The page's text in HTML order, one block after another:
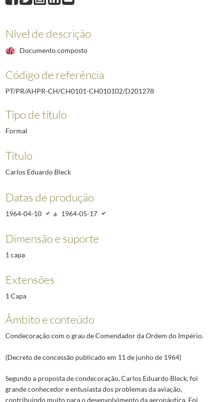
D201278 Carlos Eduardo Bleck
Joaquim N' Txitxi (Chefe de Grupo de povoaçãos do Uonde - Tári -
D201282 Joaquim Ferreira da Silva (Médico, Director-Geral de Saúde e
Nível de descrição
Documento composto
Código de referência
PT/PR/AHPR-CH/CH0101-CH010102/D201278
Tipo de título
Formal
Título
Carlos Eduardo Bleck
Datas de produção
1964-04-10 a 1964-05-17
Dimensão e suporte
1 capa
Extensões
1 Capa
Âmbito e conteúdo
Condecoração com o grau de Comendador da Ordem do Império.
(Decreto de concessão publicado em 11 de junho de 1964)
Segundo a proposta de condecoração, Carlos Eduardo Bleck, foi
grande conhecedor e entusiasta dos problemas da aviação,
contribuindo muito para o desenvolvimento da aeronáutica. Foi